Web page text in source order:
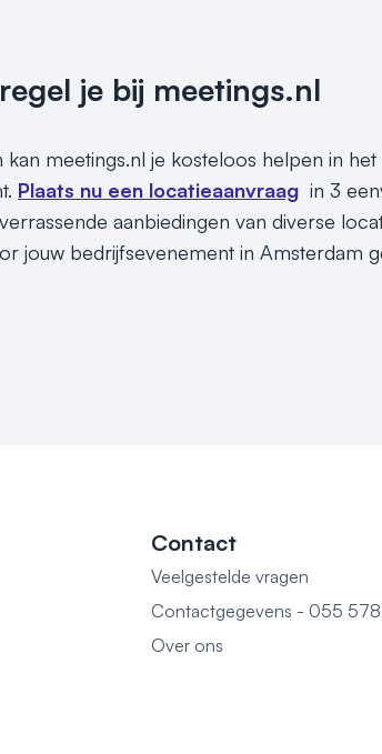
je bij meetings.nl
kan meetings.nl je kosteloos helpen in
Plaats nu een locatieaanvraag in 3
aanbiedingen van diverse
jouw bedrijfsevenement in Amsterdam
Contact
Veelgestelde vragen
Contactgegevens - 055
Over ons